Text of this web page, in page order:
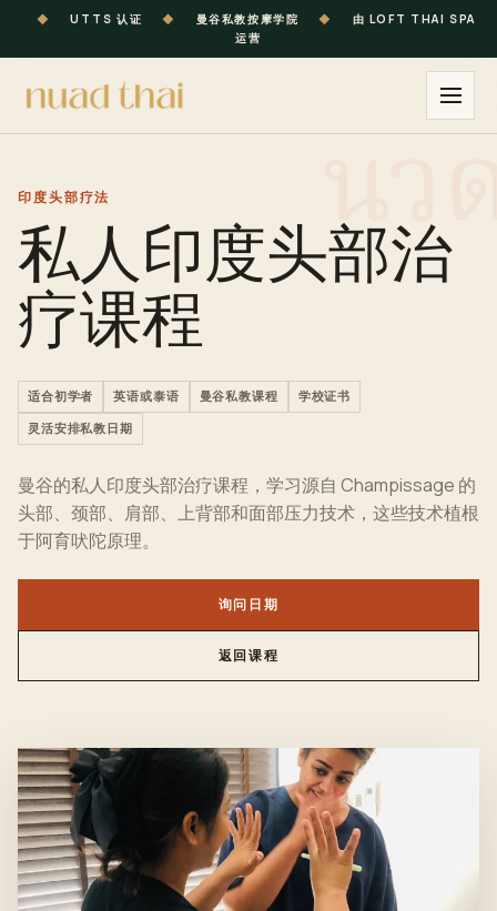
◆ UTTS 认证 ◆ 曼谷私教按摩学院 ◆
由 LOFT THAI SPA
运营
印度头部疗法
私人印度头部治
疗课程
适合初学者 英语或泰语 曼谷私教课程 学校证书
灵活安排私教日期
曼谷的私人印度头部治疗课程，学习源自 Champissage 的
头部、颈部、肩部、上背部和面部压力技术，这些技术植根
于阿育吠陀原理。
询问日期
返回课程